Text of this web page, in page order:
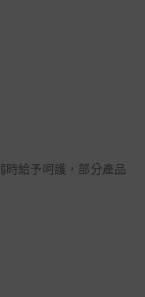
時給予呵護，部分產品